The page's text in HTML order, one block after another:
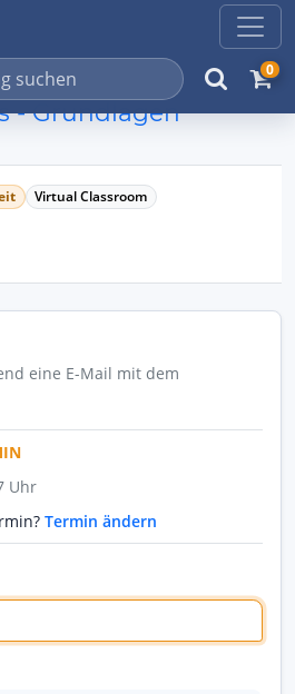
0
- Grundlagen
Virtual Classroom
eine E-Mail mit dem
Uhr
Termin ändern